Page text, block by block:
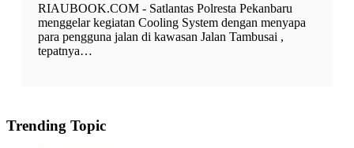
RIAUBOOK.COM - Satlantas Polresta Pekanbaru
menggelar kegiatan Cooling System dengan menyapa
para pengguna jalan di kawasan Jalan Tambusai ,
tepatnya…
Trending Topic